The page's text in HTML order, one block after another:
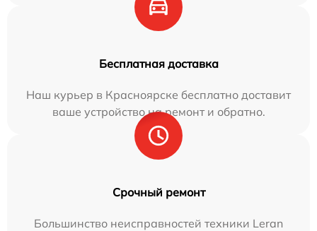
Бесплатная доставка
Наш курьер в Красноярске бесплатно доставит
ваше устройство на ремонт и обратно.
Срочный ремонт
Большинство неисправностей техники Leran